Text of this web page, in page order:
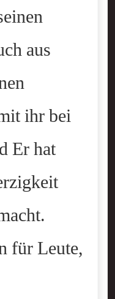
aus
ihr bei
Er hat
für Leute,